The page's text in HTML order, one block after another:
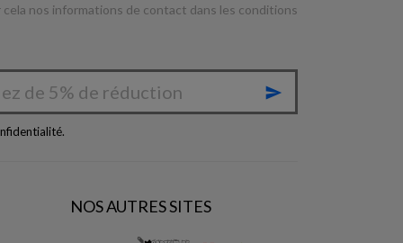
nos informations de contact dans les conditions

.
NOS AUTRES SITES